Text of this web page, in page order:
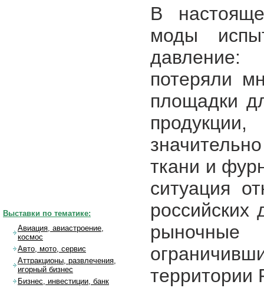
В
моды
потеряли
площадки
ткани и
ситуация
российских
территории
Выставки по тематике:
Авиация, авиастроение,
космос
Авто, мото, сервис
Аттракционы, развлечения,
игорный бизнес
Бизнес, инвестиции, банк